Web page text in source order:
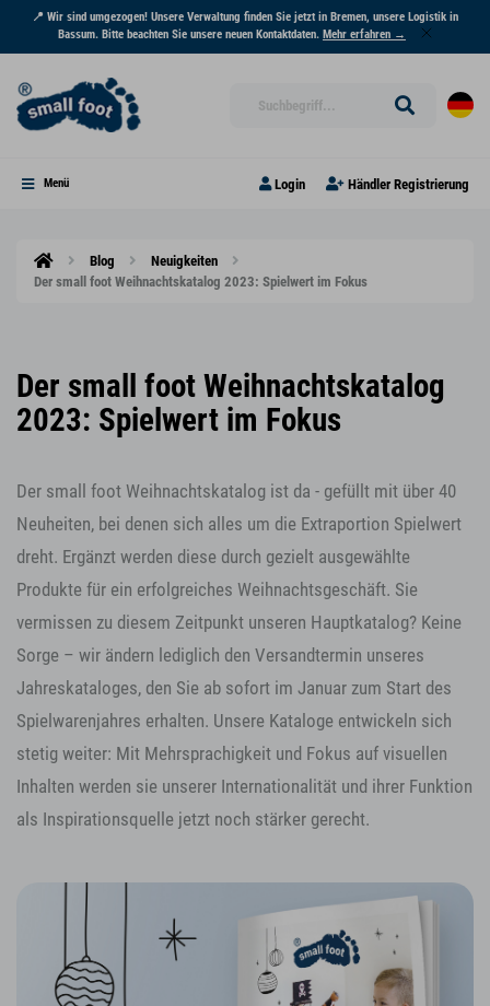
📍 Wir sind umgezogen! Unsere Verwaltung finden Sie jetzt in Bremen, unsere Logistik in
Bassum. Bitte beachten Sie unsere neuen Kontaktdaten. Mehr erfahren →
Menü Login Händler Registrierung
Blog
Neuigkeiten
Der small foot Weihnachtskatalog 2023: Spielwert im Fokus
Der small foot Weihnachtskatalog
2023: Spielwert im Fokus
Der small foot Weihnachtskatalog ist da - gefüllt mit über 40
Neuheiten, bei denen sich alles um die Extraportion Spielwert
dreht. Ergänzt werden diese durch gezielt ausgewählte
Produkte für ein erfolgreiches Weihnachtsgeschäft. Sie
vermissen zu diesem Zeitpunkt unseren Hauptkatalog? Keine
Sorge – wir ändern lediglich den Versandtermin unseres
Jahreskataloges, den Sie ab sofort im Januar zum Start des
Spielwarenjahres erhalten. Unsere Kataloge entwickeln sich
stetig weiter: Mit Mehrsprachigkeit und Fokus auf visuellen
Inhalten werden sie unserer Internationalität und ihrer Funktion
als Inspirationsquelle jetzt noch stärker gerecht.